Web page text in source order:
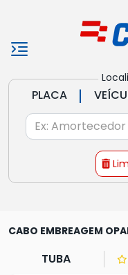
PLACA |
CABO EMBREAGEM
TUBA